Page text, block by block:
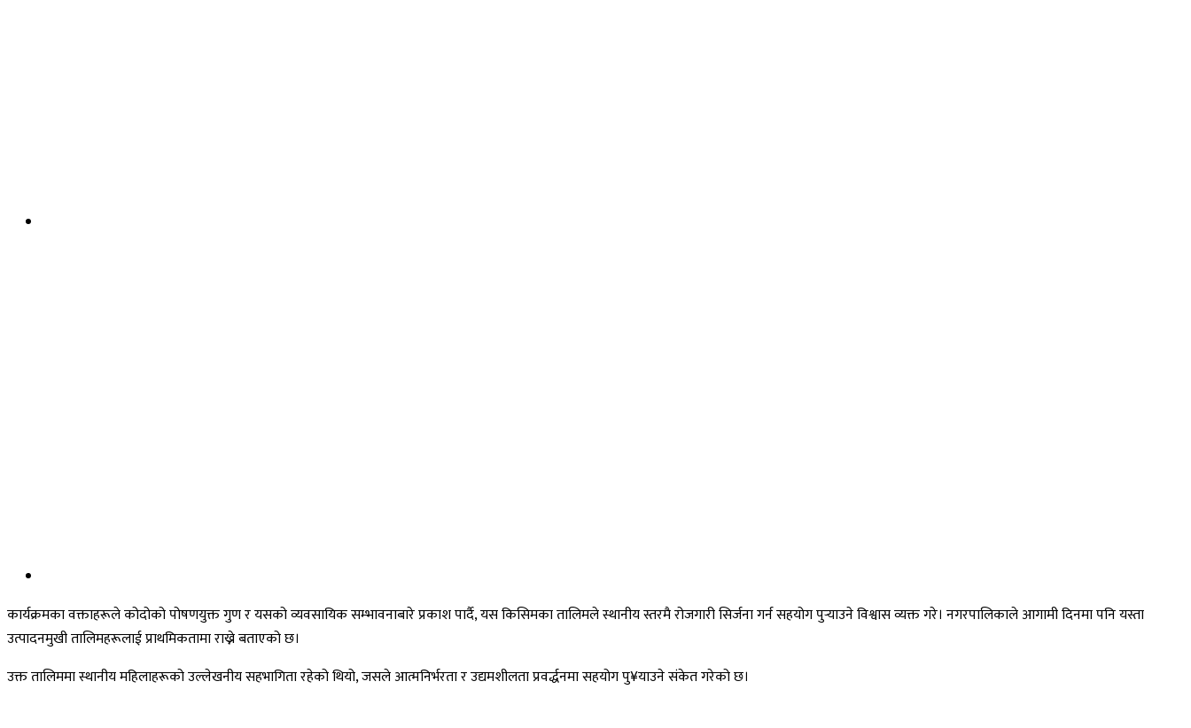
कार्यक्रमका वक्ताहरूले कोदोको पोषणयुक्त गुण र यसको व्यवसायिक सम्भावनाबारे प्रकाश पार्दै, यस किसिमका तालिमले स्थानीय स्तरमै रोजगारी सिर्जना गर्न सहयोग पुर्‍याउने विश्वास व्यक्त गरे। नगरपालिकाले आगामी दिनमा पनि यस्ता
उत्पादनमुखी तालिमहरूलाई प्राथमिकतामा राख्ने बताएको छ।
उक्त तालिममा स्थानीय महिलाहरूको उल्लेखनीय सहभागिता रहेको थियो, जसले आत्मनिर्भरता र उद्यमशीलता प्रवर्द्धनमा सहयोग पु¥याउने संकेत गरेको छ।